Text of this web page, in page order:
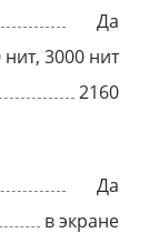
Да
нит, 3000 нит
2160
Да
в экране